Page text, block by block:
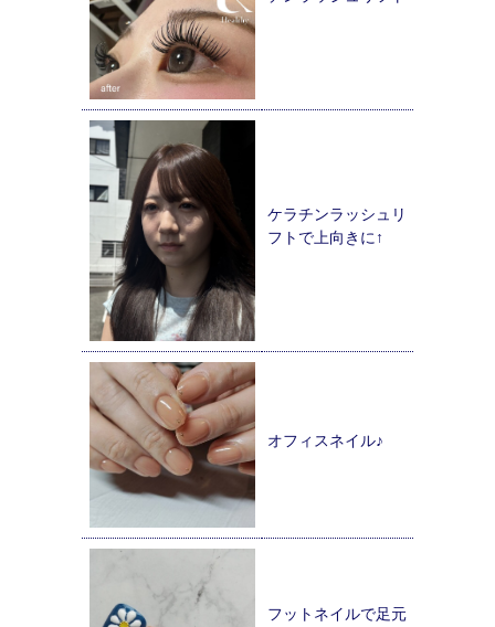
ケラチンラッシュリ
フトで上向きに↑
オフィスネイル♪
フットネイルで足元